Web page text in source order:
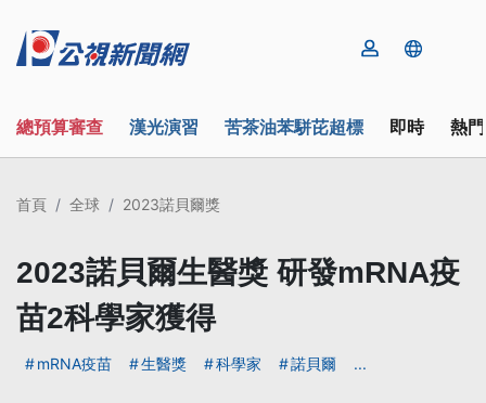
總預算審查 漢光演習 苦茶油苯駢芘超標 即時 熱
首頁 全球 2023諾貝爾獎
2023諾貝爾生醫獎 研發mRNA疫
苗2科學家獲得
mRNA疫苗 生醫獎 科學家 諾貝爾 ...